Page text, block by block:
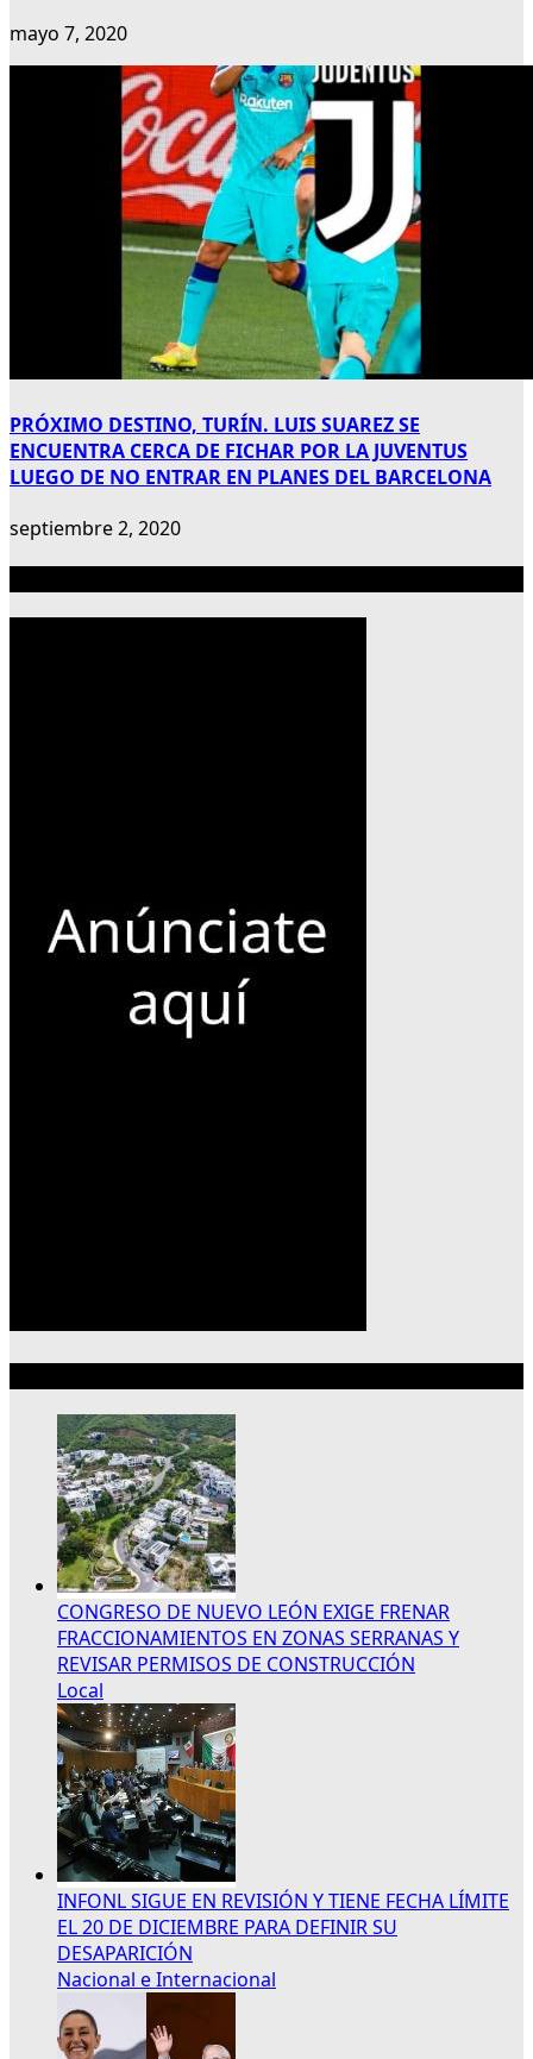
mayo 7, 2020
PRÓXIMO DESTINO, TURÍN. LUIS SUAREZ SE
ENCUENTRA CERCA DE FICHAR POR LA JUVENTUS
LUEGO DE NO ENTRAR EN PLANES DEL BARCELONA
septiembre 2, 2020
CONGRESO DE NUEVO LEÓN EXIGE FRENAR
FRACCIONAMIENTOS EN ZONAS SERRANAS Y
REVISAR PERMISOS DE CONSTRUCCIÓN
Local
INFONL SIGUE EN REVISIÓN Y TIENE FECHA LÍMITE
EL 20 DE DICIEMBRE PARA DEFINIR SU
DESAPARICIÓN
Nacional e Internacional